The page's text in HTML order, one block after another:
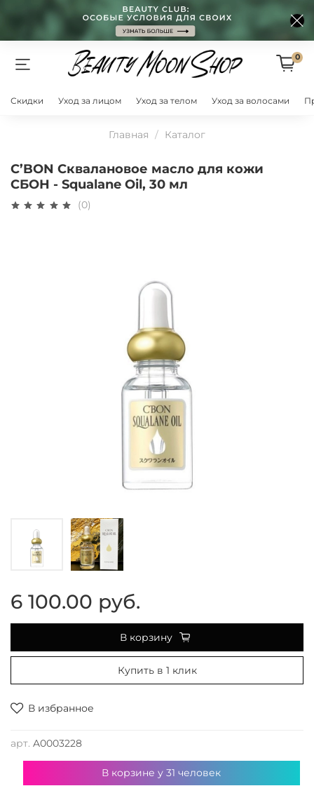
0
Скидки Уход за лицом Уход за телом Уход за волосами
Главная Каталог
C’BON Сквалановое масло для кожи
СБОН - Squalane Oil, 30 мл
(0)
В избранное
арт. A0003228
6 100.00 руб.
В корзину
Купить в 1 клик
В корзине у31 человек